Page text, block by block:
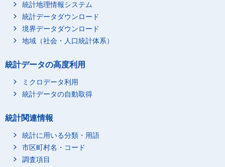
統計地理情報システム
統計データダウンロード
境界データダウンロード
地域（社会・人口統計体系）
統計データの高度利用
ミクロデータ利用
統計データの自動取得
統計関連情報
統計に用いる分類・用語
市区町村名・コード
調査項目